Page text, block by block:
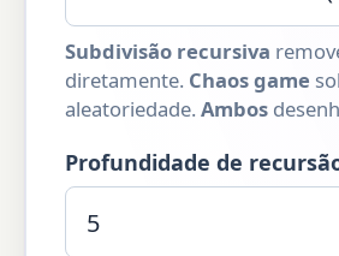
Subdivisão recursiva
diretamente. Chaos game
aleatoriedade.Ambos
Profundidade de